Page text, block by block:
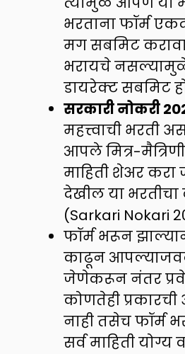
भरताना फॉर्म
मग सबमिट
भरायचे
डायरेक्ट सबमिट
सरकारी नोकरी
महत्त्वाची
आपले मित्र-
माहिती शेअर
देखील या
(Sarkari Nokari
फॉर्म भरून
काढून
जेणेकरून नंतर
कोणतेही
नाही तसेच फॉर्म
सर्व माहिती योग्य